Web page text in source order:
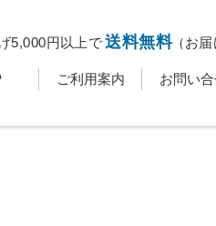
5,000円以上で送料無料（お届
ご利用案内 お問い